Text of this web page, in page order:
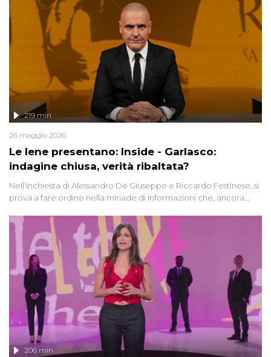
Le Iene presentano: Inside - Garlasco:
indagine chiusa, verità ribaltata?
219 min
26 maggio 2026
Nell'inchiesta di Alessandro De Giuseppe e Riccardo Festinese, si
prova a fare ordine nella miriade di informazioni che, ancora
giudiziarie più discusse degli ultimi anni. Lo speciale ricostruisce la
vicenda mettendo in fila testimonianze, errori, dettagli
controversi e i protagonisti di un'indagine che sembra non avere
fine.
206 min